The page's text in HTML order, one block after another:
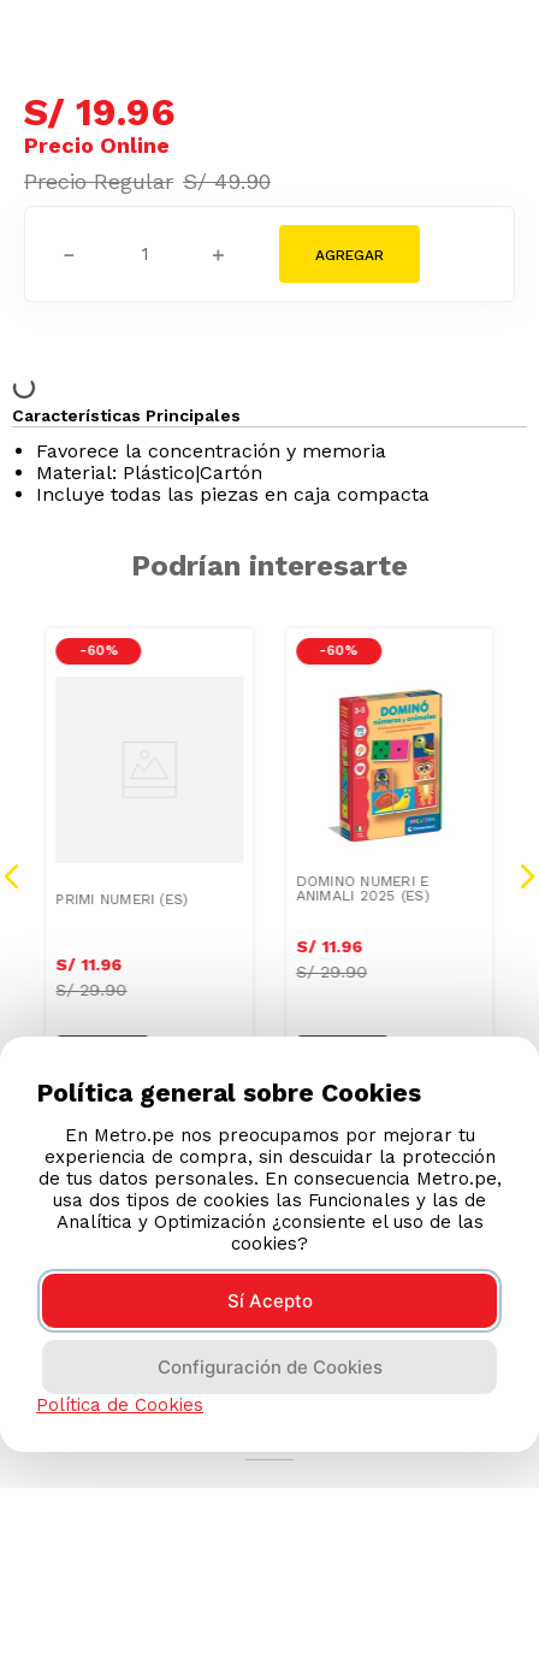
S/ 19.96
S/ 49.90
＋
－
Características Principales
Favorece la concentración y memoria
Material: Plástico|Cartón
Incluye todas las piezas en caja compacta
Podrían interesarte
-60 %
PRIMI NUMERI (ES)
S/ 11.96
S/29.90
-60 %
DOMINO NUMERI E
ANIMALI 2025 (ES)
S/ 11.96
S/29.90
Política general sobre Cookies
En Metro.pe nos preocupamos por mejorar tu
experiencia de compra, sin descuidar la protección
de tus datos personales. En consecuencia Metro.pe,
usa dos tipos de cookies las Funcionales y las de
Analítica y Optimización ¿consiente el uso de las
cookies?
Sí Acepto
Configuración de Cookies
Política de Cookies